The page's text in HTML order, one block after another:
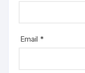
Email *